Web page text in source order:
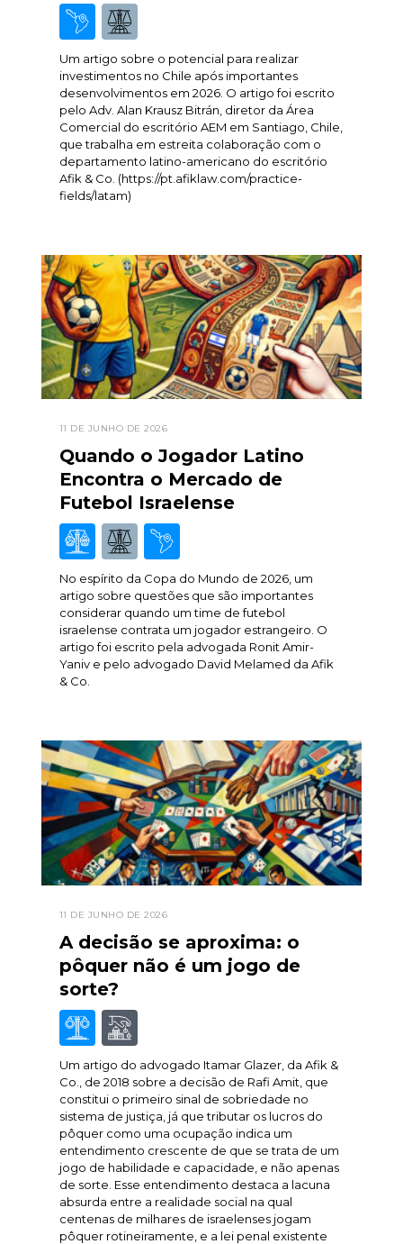
Um artigo sobre o potencial para realizar
investimentos no Chile após importantes
desenvolvimentos em 2026. O artigo foi escrito
pelo Adv. Alan Krausz Bitrán, diretor da Área
Comercial do escritório AEM em Santiago, Chile,
que trabalha em estreita colaboração com o
departamento latino-americano do escritório
Afik & Co. (https://pt.afiklaw.com/practice-
fields/latam)
11 DE JUNHO DE 2026
Quando o Jogador Latino
Encontra o Mercado de
Futebol Israelense
No espírito da Copa do Mundo de 2026, um
artigo sobre questões que são importantes
considerar quando um time de futebol
israelense contrata um jogador estrangeiro. O
artigo foi escrito pela advogada Ronit Amir-
Yaniv e pelo advogado David Melamed da Afik
& Co.
11 DE JUNHO DE 2026
A decisão se aproxima: o
pôquer não é um jogo de
sorte?
Um artigo do advogado Itamar Glazer, da Afik &
Co., de 2018 sobre a decisão de Rafi Amit, que
constitui o primeiro sinal de sobriedade no
sistema de justiça, já que tributar os lucros do
pôquer como uma ocupação indica um
entendimento crescente de que se trata de um
jogo de habilidade e capacidade, e não apenas
de sorte. Esse entendimento destaca a lacuna
absurda entre a realidade social na qual
centenas de milhares de israelenses jogam
pôquer rotineiramente, e a lei penal existente